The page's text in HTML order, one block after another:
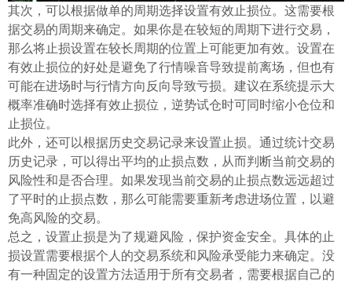
其次，可以根据做单的周期选择设置有效止损位。这需要根
据交易的周期来确定。如果你是在较短的周期下进行交易，
那么将止损设置在较长周期的位置上可能更加有效。设置在
有效止损位的好处是避免了行情噪音导致提前离场，但也有
可能在进场时与行情方向反向导致亏损。建议在系统提示大
概率准确时选择有效止损位，逆势试仓时可同时缩小仓位和
止损位。
此外，还可以根据历史交易记录来设置止损。通过统计交易
历史记录，可以得出平均的止损点数，从而判断当前交易的
风险性和是否合理。如果发现当前交易的止损点数远远超过
了平时的止损点数，那么可能需要重新考虑进场位置，以避
免高风险的交易。
总之，设置止损是为了规避风险，保护资金安全。具体的止
损设置需要根据个人的交易系统和风险承受能力来确定。没
有一种固定的设置方法适用于所有交易者，需要根据自己的